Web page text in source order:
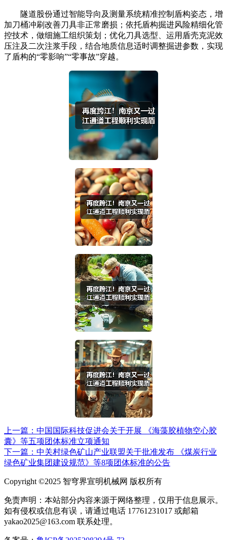
隧道股份通过智能导向及测量系统精准控制盾构姿态，增
加刀桶冲刷改善刀具非正常磨损；依托盾构掘进风险精细化管
控技术，做细施工组织策划；优化刀具选型、运用盾壳克泥效
压注及二次注浆手段，结合地质信息适时调整掘进参数，实现
了盾构的“零影响”“零事故”穿越。
上一篇：中国国际科技促进会关于开展 《海藻胶植物空心胶
囊》等五项团体标准立项通知
下一篇：中关村绿色矿山产业联盟关于批准发布 《煤炭行业
绿色矿业集团建设规范》等8项团体标准的公告
Copyright ©2025 智穹界宣明机械网 版权所有
免责声明：本站部分内容来源于网络整理，仅用于信息展示。
如有侵权或信息有误，请通过电话 17761231017 或邮箱
yakao2025@163.com 联系处理。